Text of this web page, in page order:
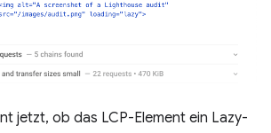
jetzt, ob das LCP-Element ein Lazy-